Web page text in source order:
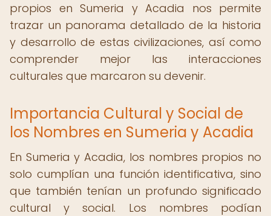
propios en Sumeria y Acadia nos permite
trazar un panorama detallado de la historia
y desarrollo de estas civilizaciones, así como
comprender mejor las interacciones
culturales que marcaron su devenir.
Importancia Cultural y Social de
los Nombres en Sumeria y Acadia
En Sumeria y Acadia, los nombres propios no
solo cumplían una función identificativa, sino
que también tenían un profundo significado
cultural y social. Los nombres podían